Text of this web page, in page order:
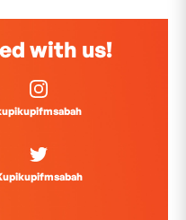
with us!